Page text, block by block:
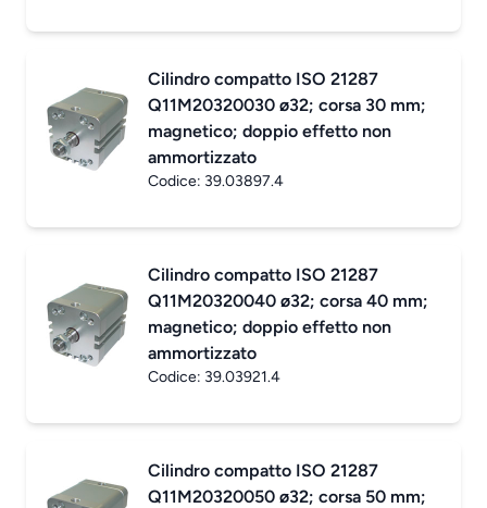
Cilindro compatto ISO 21287
Q11M20320030 ø32; corsa 30 mm;
magnetico; doppio effetto non
ammortizzato
Codice: 39.03897.4
Cilindro compatto ISO 21287
Q11M20320040 ø32; corsa 40 mm;
magnetico; doppio effetto non
ammortizzato
Codice: 39.03921.4
Cilindro compatto ISO 21287
Q11M20320050 ø32; corsa 50 mm;